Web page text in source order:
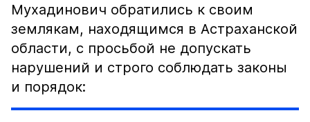
Мухадинович обратились к своим
землякам, находящимся в Астраханской
области, с просьбой не допускать
нарушений и строго соблюдать законы
и порядок: